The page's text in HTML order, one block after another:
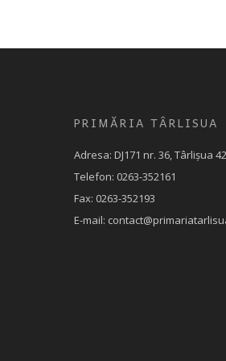
PRIMĂRIA TÂRLISUA
Adresa: DJ171 nr. 36, Târlișua
Telefon: 0263-352161
Fax: 0263-352193
E-mail: